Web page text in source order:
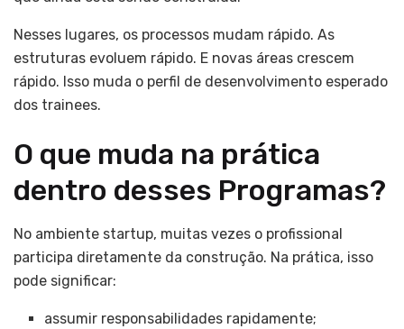
Nesses lugares, os processos mudam rápido. As
estruturas evoluem rápido. E novas áreas crescem
rápido. Isso muda o perfil de desenvolvimento esperado
dos trainees.
O que muda na prática
dentro desses Programas?
No ambiente startup, muitas vezes o profissional
participa diretamente da construção. Na prática, isso
pode significar:
assumir responsabilidades rapidamente;